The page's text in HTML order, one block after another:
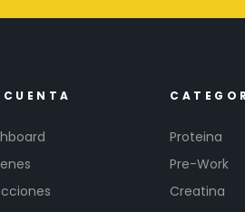
Proteina
Pre-Work
Creatina